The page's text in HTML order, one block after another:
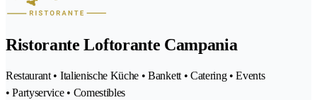
Ristorante Loftorante Campania
Restaurant • Italienische Küche • Bankett • Catering • Events
• Partyservice • Comestibles